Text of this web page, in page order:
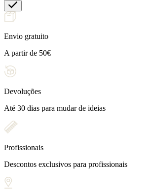
Envio gratuito
A partir de 50€
Devoluções
Até 30 dias para mudar de ideias
Profissionais
Descontos exclusivos para profissionais